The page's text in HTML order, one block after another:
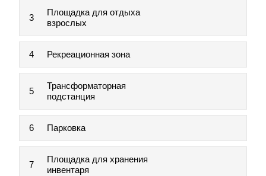
3
Площадка для отдыха
взрослых
4 Рекреационная зона
5
Трансформаторная
подстанция
6 Парковка
7
Площадка для хранения
инвентаря